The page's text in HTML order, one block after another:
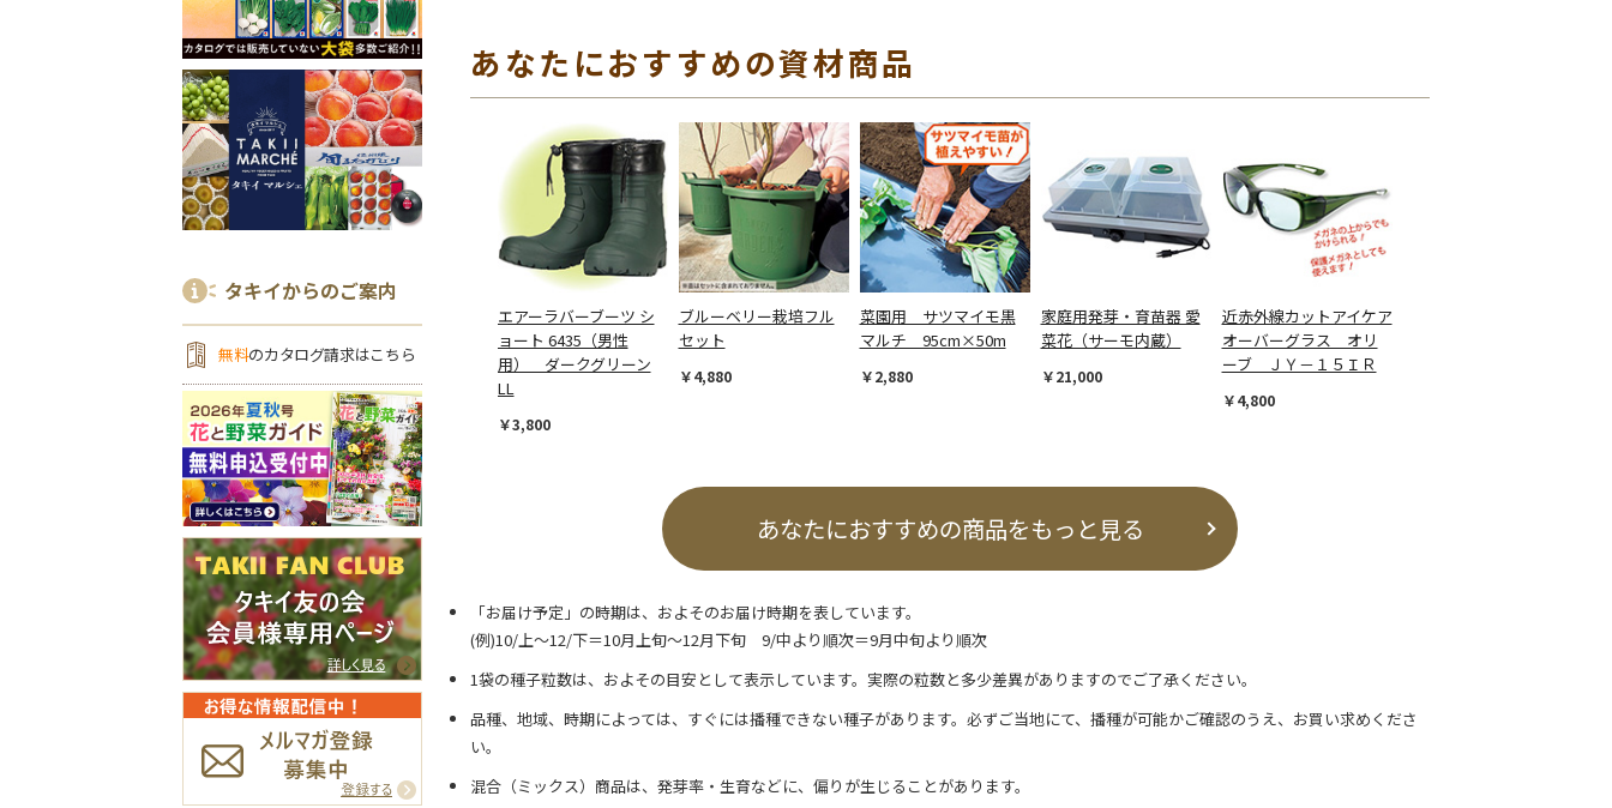
タキイからのご案内
無料のカタログ請求はこちら
あなたにおすすめの資材商品
エアーラバーブーツ シ
ョート 6435（男性
用） ダークグリーン
LL
￥3,800
ブルーベリー栽培フル
セット
￥4,880
菜園用 サツマイモ黒
マルチ 95cm×50m
￥2,880
家庭用発芽・育苗器 愛
菜花（サーモ内蔵）
￥21,000
近赤外線カットアイケア
オーバーグラス オリ
ーブ ＪＹ－１５ＩＲ
￥4,800
あなたにおすすめの商品をもっと見る
「お届け予定」の時期は、およそのお届け時期を表しています。
(例)10/上～12/下＝10月上旬～12月下旬 9/中より順次＝9月中旬より順次
1袋の種子粒数は、およその目安として表示しています。実際の粒数と多少差異がありますのでご了承ください。
品種、地域、時期によっては、すぐには播種できない種子があります。必ずご当地にて、播種が可能かご確認のうえ、お買い求めくださ
い。
混合（ミックス）商品は、発芽率・生育などに、偏りが生じることがあります。